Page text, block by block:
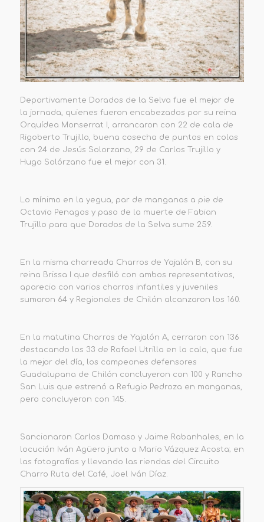
Deportivamente Dorados de la Selva fue el mejor de
la jornada, quienes fueron encabezados por su reina
Orquídea Monserrat I, arrancaron con 22 de cala de
Rigoberto Trujillo, buena cosecha de puntos en colas
con 24 de Jesús Solorzano, 29 de Carlos Trujillo y
Hugo Solórzano fue el mejor con 31.
Lo mínimo en la yegua, par de manganas a pie de
Octavio Penagos y paso de la muerte de Fabian
Trujillo para que Dorados de la Selva sume 259.
En la misma charreada Charros de Yajalón B, con su
reina Brissa I que desfiló con ambos representativos,
aparecio con varios charros infantiles y juveniles
sumaron 64 y Regionales de Chilón alcanzaron los 160.
En la matutina Charros de Yajalón A, cerraron con 136
destacando los 33 de Rafael Utrilla en la cala, que fue
la mejor del día, los campeones defensores
Guadalupana de Chilón concluyeron con 100 y Rancho
San Luis que estrenó a Refugio Pedroza en manganas,
pero concluyeron con 145.
Sancionaron Carlos Damaso y Jaime Rabanhales, en la
locución Iván Agüero junto a Mario Vázquez Acosta; en
las fotografías y llevando las riendas del Circuito
Charro Ruta del Café, Joel Iván Díaz.